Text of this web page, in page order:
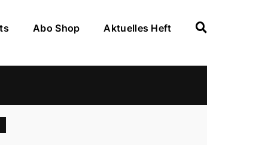
Abo Shop Aktuelles Heft